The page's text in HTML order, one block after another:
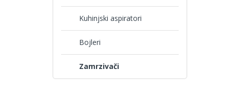
Kuhinjski aspiratori
Bojleri
Zamrzivači